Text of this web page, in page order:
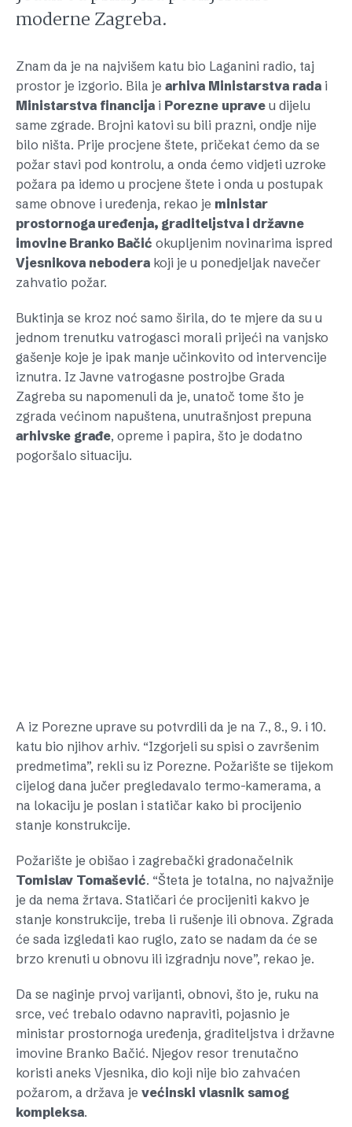
moderne Zagreba.
Znam da je na najvišem katu bio Laganini radio, taj
prostor je izgorio. Bila je arhiva Ministarstva rada i
Ministarstva financija i Porezne uprave u dijelu
same zgrade. Brojni katovi su bili prazni, ondje nije
bilo ništa. Prije procjene štete, pričekat ćemo da se
požar stavi pod kontrolu, a onda ćemo vidjeti uzroke
požara pa idemo u procjene štete i onda u postupak
same obnove i uređenja, rekao je ministar
prostornoga uređenja, graditeljstva i državne
imovine Branko Bačić okupljenim novinarima ispred
Vjesnikova nebodera koji je u ponedjeljak navečer
zahvatio požar.
Buktinja se kroz noć samo širila, do te mjere da su u
jednom trenutku vatrogasci morali prijeći na vanjsko
gašenje koje je ipak manje učinkovito od intervencije
iznutra. Iz Javne vatrogasne postrojbe Grada
Zagreba su napomenuli da je, unatoč tome što je
zgrada većinom napuštena, unutrašnjost prepuna
arhivske građe, opreme i papira, što je dodatno
pogoršalo situaciju.
A iz Porezne uprave su potvrdili da je na 7., 8., 9. i 10.
katu bio njihov arhiv. “Izgorjeli su spisi o završenim
predmetima”, rekli su iz Porezne. Požarište se tijekom
cijelog dana jučer pregledavalo termo-kamerama, a
na lokaciju je poslan i statičar kako bi procijenio
stanje konstrukcije.
Požarište je obišao i zagrebački gradonačelnik
Tomislav Tomašević. “Šteta je totalna, no najvažnije
je da nema žrtava. Statičari će procijeniti kakvo je
stanje konstrukcije, treba li rušenje ili obnova. Zgrada
će sada izgledati kao ruglo, zato se nadam da će se
brzo krenuti u obnovu ili izgradnju nove”, rekao je.
Da se naginje prvoj varijanti, obnovi, što je, ruku na
srce, već trebalo odavno napraviti, pojasnio je
ministar prostornoga uređenja, graditeljstva i državne
imovine Branko Bačić. Njegov resor trenutačno
koristi aneks Vjesnika, dio koji nije bio zahvaćen
požarom, a država je većinski vlasnik samog
kompleksa.